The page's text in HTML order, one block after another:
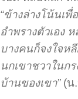
“ข้างล่างโน้นเ
อำพรางตัวเอง
บางคนก็จงใจห
นกเขาชวาในก
บ้านของเขา” (น